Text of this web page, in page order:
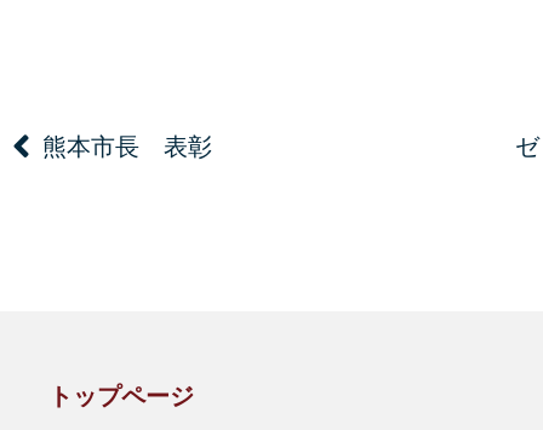
熊本市長 表彰
トップページ